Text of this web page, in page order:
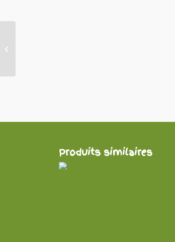
Produits similaires